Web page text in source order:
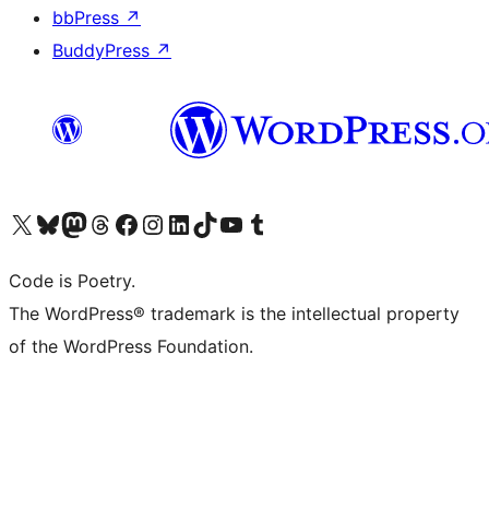
bbPress ↗
BuddyPress ↗
Visita il nostro account X (ex Twitter)
Visita il nostro account Bluesky
Visita il nostro account Mastodon
Visita il nostro account Threads
Visita la nostra pagina Facebook
Visita il nostro account Instagram
Visita il nostro account LinkedIn
Visita il nostro account TikTok
Visita il nostro canale YouTube
Visita il nostro account Tumblr
Code is Poetry.
The WordPress® trademark is the intellectual property
of the WordPress Foundation.